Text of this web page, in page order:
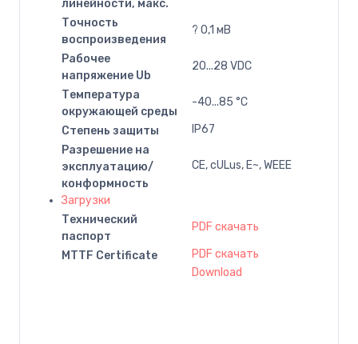
линейности, макс.
Точность
воспроизведения
? 0,1 мВ
Рабочее
напряжение Ub
20...28 VDC
Температура
окружающей среды
-40...85 °C
Степень защиты
IP67
Разрешение на
эксплуатацию/
конформность
CE, cULus, E~, WEEE
Загрузки
Технический
паспорт
PDF скачать
MTTF Certificate PDF скачать
Download